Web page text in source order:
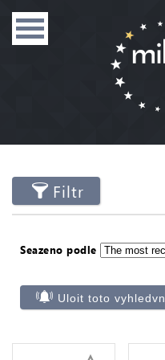
Filtr
Seazeno podle
Uloit toto vyhledvn